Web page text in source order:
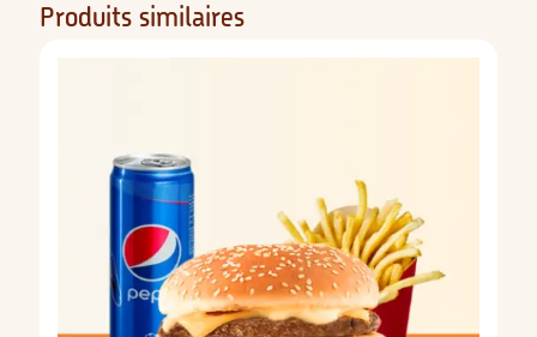
Produits similaires